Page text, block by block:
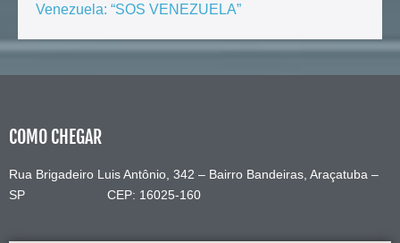
Venezuela: “SOS VENEZUELA”
COMO CHEGAR
Rua Brigadeiro Luis Antônio, 342 – Bairro Bandeiras, Araçatuba –
SP CEP: 16025-160